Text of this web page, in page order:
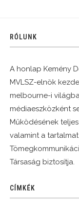
RÓLUNK
A honlap Kemény
MVLSZ-elnök
melbourne-i
médiaeszközként
Működésének
valamint a
Társaság biztosítja.
CÍMKÉK